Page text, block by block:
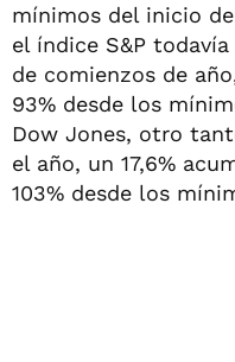
mínimos del inicio
el índice S&P
de comienzos de
93% desde los
Dow Jones, otro
el año, un 17,6%
103% desde los